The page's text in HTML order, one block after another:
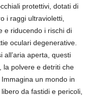
protettivi, dotati di
i raggi ultravioletti,
e riducendo i rischi di
oculari degenerative.
all’aria aperta, questi
la polvere e detriti che
un mondo in
da fastidi e pericoli,